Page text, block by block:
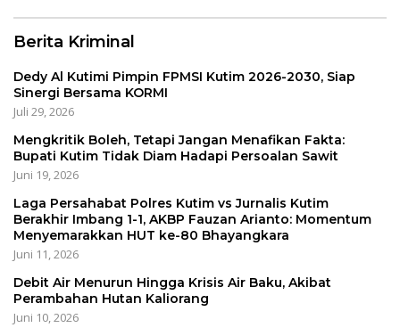
Berita Kriminal
Dedy Al Kutimi Pimpin FPMSI Kutim 2026-2030, Siap
Sinergi Bersama KORMI
Juli 29, 2026
Mengkritik Boleh, Tetapi Jangan Menafikan Fakta:
Bupati Kutim Tidak Diam Hadapi Persoalan Sawit
Juni 19, 2026
Laga Persahabat Polres Kutim vs Jurnalis Kutim
Berakhir Imbang 1-1, AKBP Fauzan Arianto: Momentum
Menyemarakkan HUT ke-80 Bhayangkara
Juni 11, 2026
Debit Air Menurun Hingga Krisis Air Baku, Akibat
Perambahan Hutan Kaliorang
Juni 10, 2026